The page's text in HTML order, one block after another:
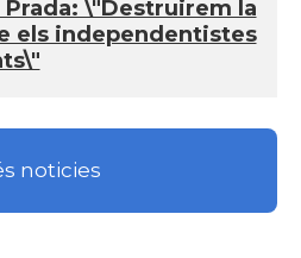
\"Destruirem la
els independentistes
noticies